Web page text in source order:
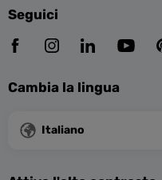
Seguici
Cambia la lingua
Italiano